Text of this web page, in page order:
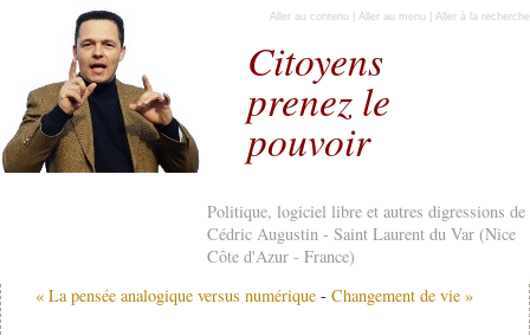
Citoyens
prenez le
pouvoir
Politique, logiciel libre et autres digressions de
Cédric Augustin - Saint Laurent du Var (Nice
Côte d'Azur - France)
Aller au contenu Aller au menu Aller à la recherche
« La pensée analogique versus numérique - Changement de vie »